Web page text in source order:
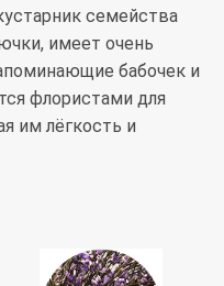
семейства
имеет очень
бабочек и
флористами для
им лёгкость и